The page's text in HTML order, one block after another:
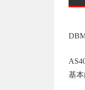
基